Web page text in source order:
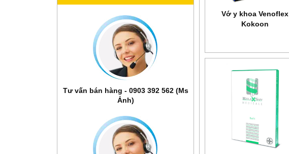
Tư vấn bán hàng - 0903 392 562 (Ms
Ảnh)
Vớ y khoa Venoflex
Kokoon